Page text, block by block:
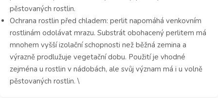
pěstovaných rostlin.
Ochrana rostlin před chladem: perlit napomáhá venkovním
rostlinám odolávat mrazu. Substrát obohacený perlitem má
mnohem vyšší izolační schopnosti než běžná zemina a
výrazně prodlužuje vegetační dobu. Použití je vhodné
zejména u rostlin v nádobách, ale svůj význam má i u volně
pěstovaných rostlin. \